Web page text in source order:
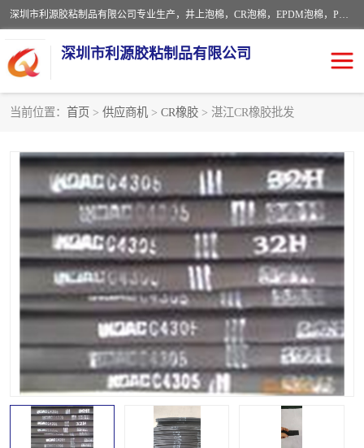
深圳市利源胶粘制品有限公司专业生产，井上泡棉，CR泡棉，EPDM泡棉，PORON泡棉厚度剖切，公差正负0.1mm，硅胶条，脚垫，异形一次成型，雕刻EVA海绵；包装材料:精密仪器、医疗器具、运输时缓冲、防震材料。建筑:住房装潢材料、房屋门窗密封；轻便、强韧性：轻便并且具有较强的韧性，良好的耐油性与耐溶剂性。隔热性：导热性低具有优越的保温性，具有的回弹性。
深圳市利源胶粘制品有限公司
当前位置： 首页 > 供应商机 > CR橡胶 > 湛江CR橡胶批发
PORON泡棉 防火海绵
EVA珍珠棉异形 硅胶脚垫
佛橡胶泡棉